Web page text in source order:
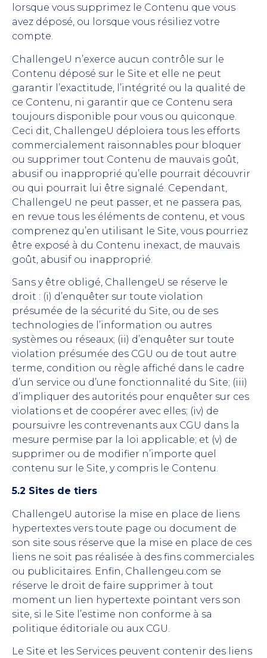
lorsque vous supprimez le Contenu que vous
avez déposé, ou lorsque vous résiliez votre
compte.
ChallengeU n’exerce aucun contrôle sur le
Contenu déposé sur le Site et elle ne peut
garantir l’exactitude, l’intégrité ou la qualité de
ce Contenu, ni garantir que ce Contenu sera
toujours disponible pour vous ou quiconque.
Ceci dit, ChallengeU déploiera tous les efforts
commercialement raisonnables pour bloquer
ou supprimer tout Contenu de mauvais goût,
abusif ou inapproprié qu’elle pourrait découvrir
ou qui pourrait lui être signalé. Cependant,
ChallengeU ne peut passer, et ne passera pas,
en revue tous les éléments de contenu, et vous
comprenez qu’en utilisant le Site, vous pourriez
être exposé à du Contenu inexact, de mauvais
goût, abusif ou inapproprié.
Sans y être obligé, ChallengeU se réserve le
droit : (i) d’enquêter sur toute violation
présumée de la sécurité du Site, ou de ses
technologies de l’information ou autres
systèmes ou réseaux; (ii) d’enquêter sur toute
violation présumée des CGU ou de tout autre
terme, condition ou règle affiché dans le cadre
d’un service ou d’une fonctionnalité du Site; (iii)
d’impliquer des autorités pour enquêter sur ces
violations et de coopérer avec elles; (iv) de
poursuivre les contrevenants aux CGU dans la
mesure permise par la loi applicable; et (v) de
supprimer ou de modifier n’importe quel
contenu sur le Site, y compris le Contenu.
5.2 Sites de tiers
ChallengeU autorise la mise en place de liens
hypertextes vers toute page ou document de
son site sous réserve que la mise en place de ces
liens ne soit pas réalisée à des fins commerciales
ou publicitaires. Enfin, Challengeu.com se
réserve le droit de faire supprimer à tout
moment un lien hypertexte pointant vers son
site, si le Site l’estime non conforme à sa
politique éditoriale ou aux CGU.
Le Site et les Services peuvent contenir des liens